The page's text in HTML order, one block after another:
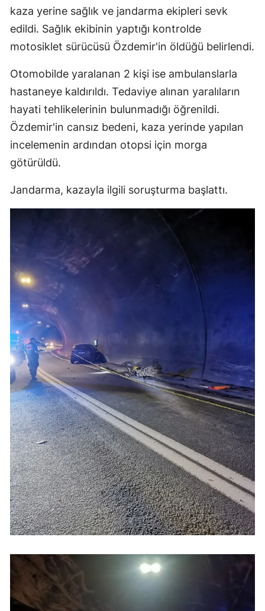
kaza yerine sağlık ve jandarma ekipleri sevk
edildi. Sağlık ekibinin yaptığı kontrolde
motosiklet sürücüsü Özdemir'in öldüğü belirlendi.
Otomobilde yaralanan 2 kişi ise ambulanslarla
hastaneye kaldırıldı. Tedaviye alınan yaralıların
hayati tehlikelerinin bulunmadığı öğrenildi.
Özdemir'in cansız bedeni, kaza yerinde yapılan
incelemenin ardından otopsi için morga
götürüldü.
Jandarma, kazayla ilgili soruşturma başlattı.